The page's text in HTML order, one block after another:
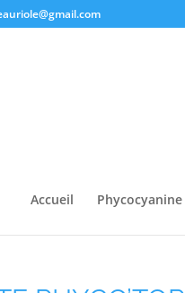
Accueil Phycocyanine